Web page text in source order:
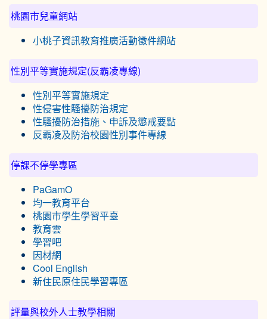
桃園市兒童網站
小桃子資訊教育推廣活動徵件網站
性別平等實施規定(反霸凌專線)
性別平等實施規定
性侵害性騷擾防治規定
性騷擾防治措施、申訴及懲戒要點
反霸凌及防治校園性別事件專線
停課不停學專區
PaGamO
均一教育平台
桃園市學生學習平臺
教育雲
學習吧
因材網
Cool English
新住民原住民學習專區
評量與校外人士教學相關